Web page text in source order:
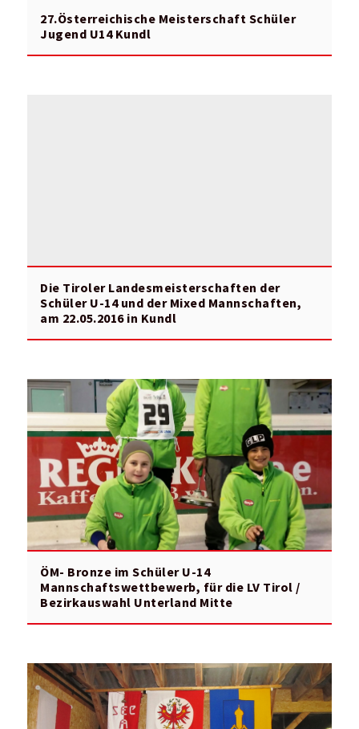
27.Österreichische Meisterschaft Schüler
Jugend U14 Kundl
Die Tiroler Landesmeisterschaften der
Schüler U-14 und der Mixed Mannschaften,
am 22.05.2016 in Kundl
ÖM- Bronze im Schüler U-14
Mannschaftswettbewerb, für die LV Tirol /
Bezirkauswahl Unterland Mitte